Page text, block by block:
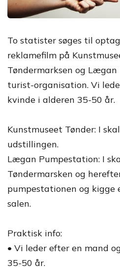
To statister søges til
reklamefilm på
Tøndermarksen og
turist-organisation. Vi
kvinde i alderen 35-50 år.
Kunstmuseet Tønder: I
udstillingen.
Lægan Pumpestation: I
Tøndermarsken og
pumpestationen og kigge
salen.
Praktisk info:
• Vi leder efter en mand
35-50 år.